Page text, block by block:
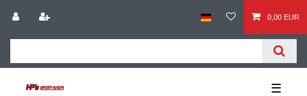
0,00 EUR
☰